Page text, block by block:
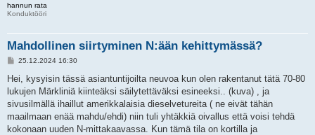
hannun rata
Konduktööri
Mahdollinen siirtyminen N:ään kehittymässä?
V
e
t
i
25.12.2024 16:30
Hei, kysyisin tässä asiantuntijoilta neuvoa kun olen rakentanut tätä 70-80
lukujen Märkliniä kiinteäksi säilytettäväksi esineeksi.. (kuva) , ja
sivusilmällä ihaillut amerikkalaisia dieselvetureita ( ne eivät tähän
maailmaan enää mahdu/ehdi) niin tuli yhtäkkiä oivallus että voisi tehdä
kokonaan uuden N-mittakaavassa. Kun tämä tila on kortilla ja